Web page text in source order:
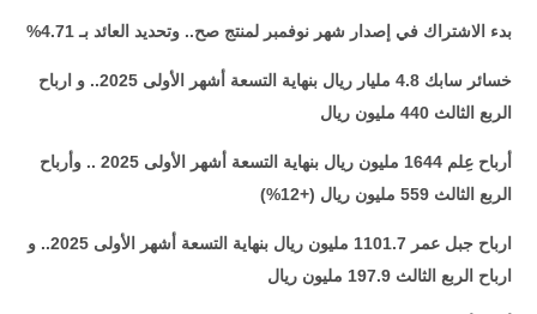
بدء الاشتراك في إصدار شهر نوفمبر لمنتج صح.. وتحديد العائد بـ 4.71%
خسائر سابك 4.8 مليار ريال بنهاية التسعة أشهر الأولى 2025.. و ارباح
الربع الثالث 440 مليون ريال
أرباح عِلم 1644 مليون ريال بنهاية التسعة أشهر الأولى 2025 .. وأرباح
الربع الثالث 559 مليون ريال (+12%)
ارباح جبل عمر 1101.7 مليون ريال بنهاية التسعة أشهر الأولى 2025.. و
ارباح الربع الثالث 197.9 مليون ريال